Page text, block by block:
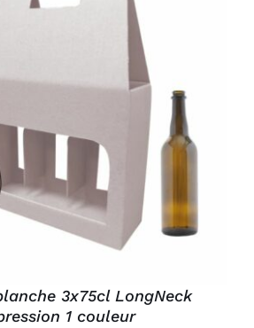
3x75cl LongNeck
1 couleur